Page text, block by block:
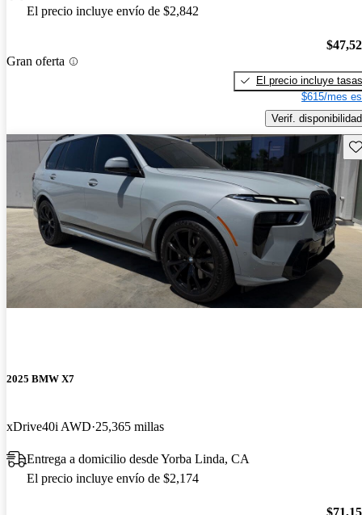
El precio incluye envío de $2,842
Gran oferta
El precio incluye tasas
$615/mes
Verif. disponibilidad
2025 BMW X7
xDrive40i AWD 25,365 millas
Entrega a domicilio desde Yorba Linda, CA
El precio incluye envío de $2,174